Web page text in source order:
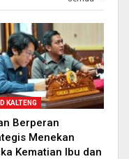
KALTENG
Berperan
Menekan
Kematian Ibu dan